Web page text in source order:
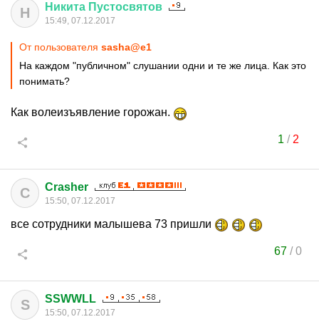
Н Никита Пустосвятов
15:49, 07.12.2017
От пользователя sasha@e1
На каждом "публичном" слушании одни и те же лица. Как это
понимать?
Как волеизъявление горожан.
1 / 2
C Crasher
15:50, 07.12.2017
все сотрудники малышева 73 пришли
67 /0
S SSWWLL
15:50, 07.12.2017